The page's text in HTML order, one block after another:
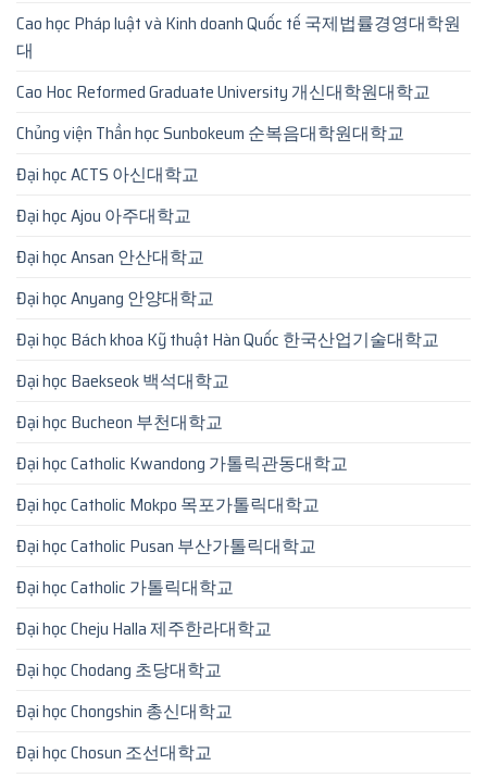
Cao học Pháp luật và Kinh doanh Quốc tế 국제법률경영대학원
대
Cao Hoc Reformed Graduate University 개신대학원대학교
Chủng viện Thần học Sunbokeum 순복음대학원대학교
Đại học ACTS 아신대학교
Đại học Ajou 아주대학교
Đại học Ansan 안산대학교
Đại học Anyang 안양대학교
Đại học Bách khoa Kỹ thuật Hàn Quốc 한국산업기술대학교
Đại học Baekseok 백석대학교
Đại học Bucheon 부천대학교
Đại học Catholic Kwandong 가톨릭관동대학교
Đại học Catholic Mokpo 목포가톨릭대학교
Đại học Catholic Pusan 부산가톨릭대학교
Đại học Catholic 가톨릭대학교
Đại học Cheju Halla 제주한라대학교
Đại học Chodang 초당대학교
Đại học Chongshin 총신대학교
Đại học Chosun 조선대학교